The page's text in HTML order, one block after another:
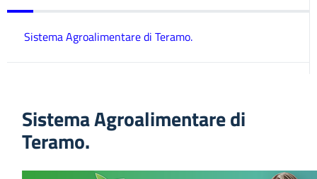
Sistema Agroalimentare di Teramo.
Sistema Agroalimentare di
Teramo.